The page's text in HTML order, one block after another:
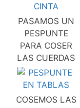
PASAMOS UN
PESPUNTE
PARA COSER
LAS CUERDAS
COSEMOS LAS